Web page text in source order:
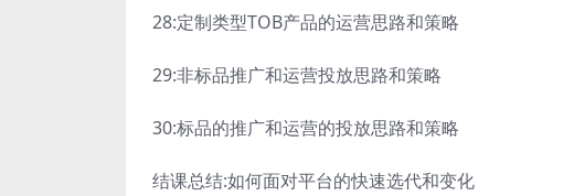
28:定制类型TOB产品的运营思路和策略
29:非标品推广和运营投放思路和策略
30:标品的推广和运营的投放思路和策略
结课总结:如何面对平台的快速选代和变化